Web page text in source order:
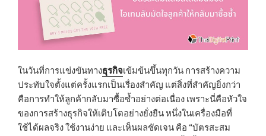
ในวันที่การแข่งขันทางธุรกิจเข้มข้นขึ้นทุกวัน การสร้างความ
ประทับใจตั้งแต่ครั้งแรกเป็นเรื่องสำคัญ แต่สิ่งที่สำคัญยิ่งกว่า
คือการทำให้ลูกค้ากลับมาซื้อซ้ำอย่างต่อเนื่อง เพราะนี่คือหัวใจ
ของการสร้างธุรกิจให้เติบโตอย่างยั่งยืน หนึ่งในเครื่องมือที่
ใช้ได้ผลจริง ใช้งานง่าย และเห็นผลชัดเจน คือ “บัตรสะสม